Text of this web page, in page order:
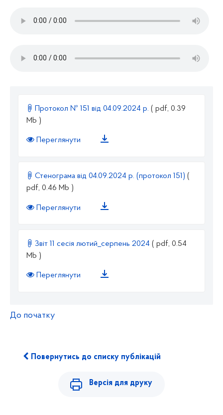
Протокол № 151 від 04.09.2024 р. ( pdf, 0.39
Mb )
Переглянути
Стенограма від 04.09.2024 р. (протокол 151) (
pdf, 0.46 Mb )
Переглянути
Звіт 11 сесія лютий_серпень 2024 ( pdf, 0.54
Mb )
Переглянути
До початку
Повернутись до списку публікацій
Версія для друку